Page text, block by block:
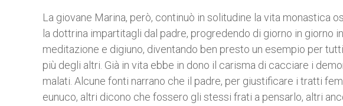
La giovane Marina, però, continuò in solitudine la vita monastica
la dottrina impartitagli dal padre, progredendo di giorno in giorno
meditazione e digiuno, diventando ben presto un esempio per
più degli altri. Già in vita ebbe in dono il carisma di cacciare i
malati. Alcune fonti narrano che il padre, per giustificare i tratti
eunuco, altri dicono che fossero gli stessi frati a pensarlo, altri